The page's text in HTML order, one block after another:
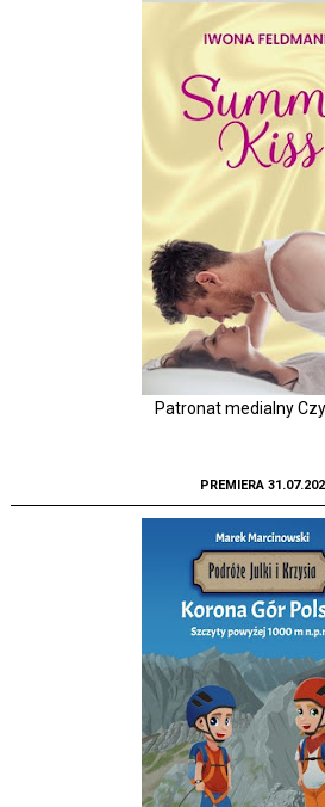
Patronat medialny
PREMIERA